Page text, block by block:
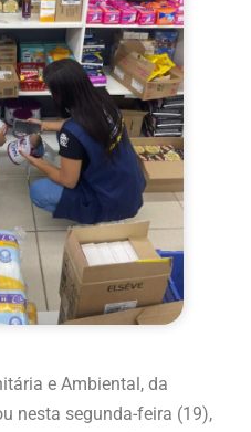
e Ambiental, da
nesta segunda-feira (19),